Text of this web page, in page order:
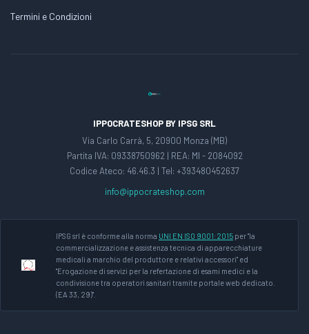
Termini e Condizioni
IPPOCRATESHOP BY IPSG SRL
Via Carlo Carrà, 5, 20900 Monza (MB)
Partita IVA: 09338750962 | REA: MI - 2084092
Codice Ateco: 46.46.3 | Tel: +393480452637
info@ippocrateshop.com
IPSG srl è conforme alla norma UNI EN ISO 9001:2015 per "la
commercializzazione e assistenza tecnica di apparecchiature
medicali a marchio del produttore e relativi accessori" ed
"Erogazione di servizi per la refertazione di esami medici e la
condivisione tra operatori sanitari tramite portale web dedicato.
(EA 33, 29)".